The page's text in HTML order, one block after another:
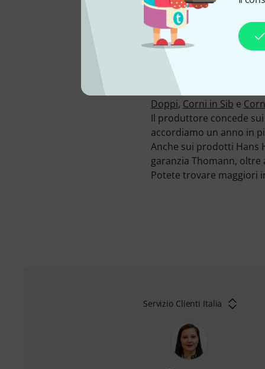
Sede l'impresa Hans
Da noi si trovano al
inviati. I prodotti della
Per potervi informare
dei prodotti anche 380
prodotto, 15 Foto
Al momento ci sono 16
Doppi, Corni in Sib e
Il produttore concede
accordiamo un anno in
Anche sui prodotti Hans
garanzia Thomann,
Potete trovare maggiori
Servizio Clienti Italia